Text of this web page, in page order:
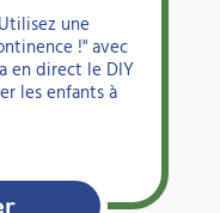
une
!" avec
en direct le DIY
les enfants à